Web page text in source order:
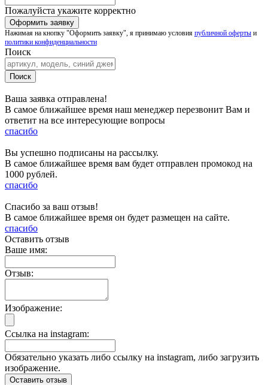
Пожалуйста укажите корректно
Нажимая на кнопку "Оформить заявку", я принимаю условия публичной оферты и
политики конфиденциальности
Поиск
Ваша заявка отправлена!
В самое ближайшее время наш менеджер перезвонит Вам и
ответит на все интересующие вопросы
спасибо
Вы успешно подписаны на рассылку.
В самое ближайшее время вам будет отправлен промокод на
1000 рублей.
спасибо
Спасибо за ваш отзыв!
В самое ближайшее время он будет размещен на сайте.
спасибо
Оставить отзыв
Ваше имя:
Отзыв:
Изображение:
Ссылка на instagram:
Обязательно указать либо ссылку на instagram, либо загрузить
изображение.